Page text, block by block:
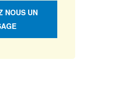
NOUS UN